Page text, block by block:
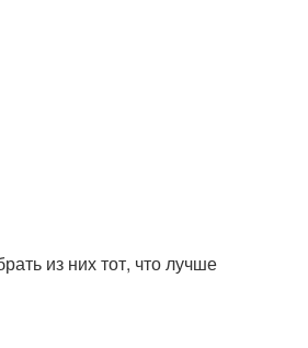
из них тот, что лучше